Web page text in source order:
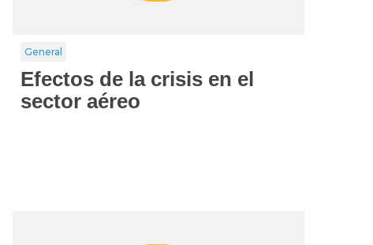
General
Efectos de la crisis en el
sector aéreo